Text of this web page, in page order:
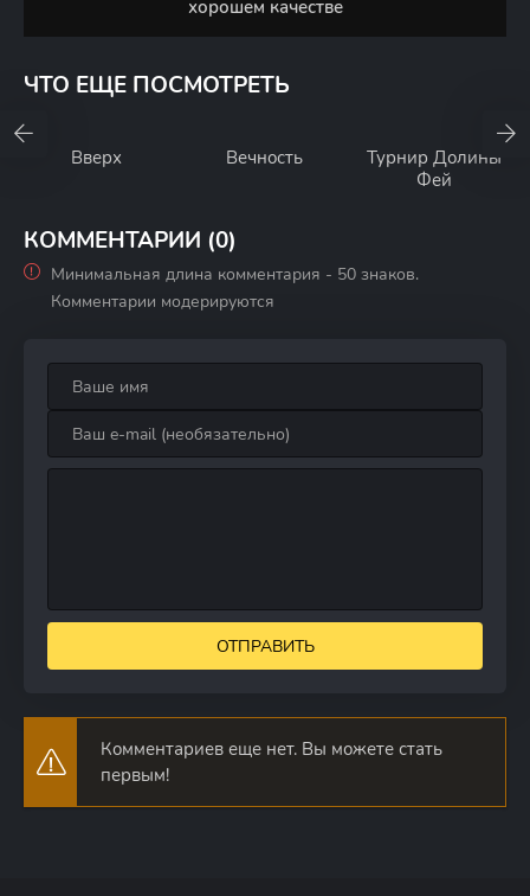
хорошем качестве
ЧТО ЕЩЕ ПОСМОТРЕТЬ
Вверх Вечность
Турнир Долины
Фей
КОММЕНТАРИИ (0)
Минимальная длина комментария - 50 знаков.
Комментарии модерируются
ОТПРАВИТЬ
Комментариев еще нет. Вы можете стать
первым!